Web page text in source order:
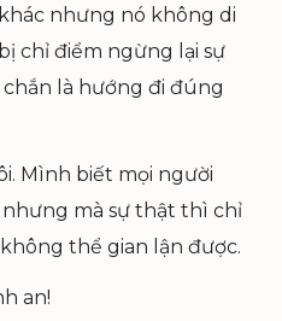
nhưng nó không di
chỉ điểm ngừng lại sự
là hướng đi đúng
Mình biết mọi người
mà sự thật thì chỉ
thể gian lận được.
an!